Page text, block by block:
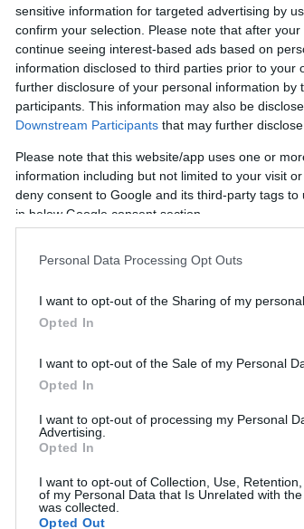
sensitive information for targeted advertising by
confirm your selection. Please note that after
continue seeing interest-based ads based on
information disclosed to third parties prior to
further disclosure of your personal information by
participants. This information may also be
Downstream Participants that may further
Please note that this website/app uses one or
information including but not limited to your visit
deny consent to Google and its third-party tags
in below Google consent section.
Personal Data Processing Opt Outs
I want to opt-out of the Sharing of my personal
Opted In
I want to opt-out of the Sale of my Personal
Opted In
I want to opt-out of processing my Personal
Advertising.
Opted In
I want to opt-out of Collection, Use,
of my Personal Data that Is Unrelated with
was collected.
Opted Out